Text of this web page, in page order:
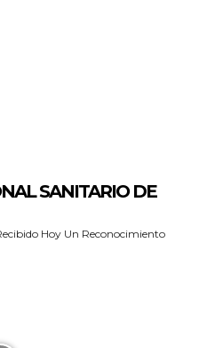
SANITARIO DE
Hoy Un Reconocimiento